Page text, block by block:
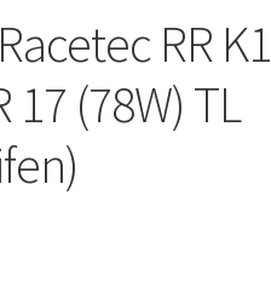
RR K1
17 (78W) TL